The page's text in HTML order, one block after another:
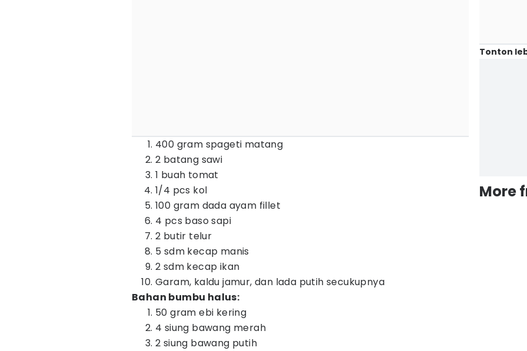
400 gram spageti matang
2 batang sawi
1 buah tomat
1/4 pcs kol
100 gram dada ayam fillet
4 pcs baso sapi
2 butir telur
5 sdm kecap manis
2 sdm kecap ikan
Garam, kaldu jamur, dan lada putih secukupnya
Bahan bumbu halus:
50 gram ebi kering
4 siung bawang merah
2 siung bawang putih
Tonton
More